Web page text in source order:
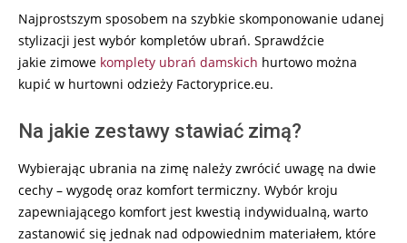
Najprostszym sposobem na szybkie skomponowanie udanej
stylizacji jest wybór kompletów ubrań. Sprawdźcie
jakie zimowe komplety ubrań damskich hurtowo można
kupić w hurtowni odzieży Factoryprice.eu.
Na jakie zestawy stawiać zimą?
Wybierając ubrania na zimę należy zwrócić uwagę na dwie
cechy – wygodę oraz komfort termiczny. Wybór kroju
zapewniającego komfort jest kwestią indywidualną, warto
zastanowić się jednak nad odpowiednim materiałem, które